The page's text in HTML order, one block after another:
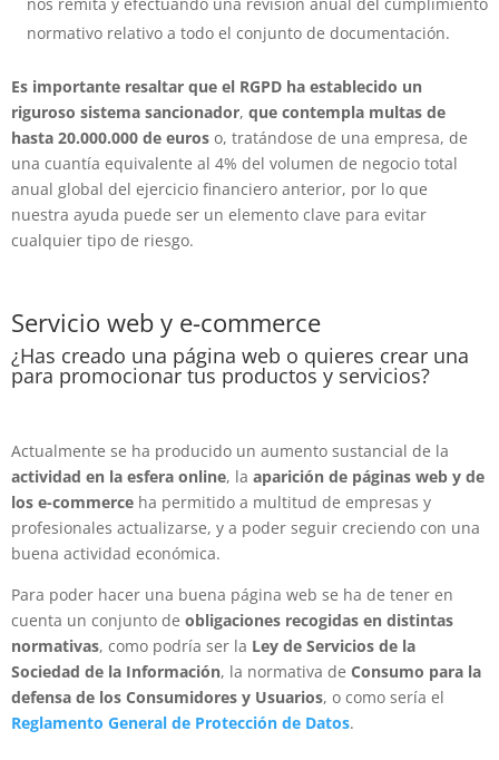
normativo relativo a todo el conjunto de documentación.
Es importante resaltar que el RGPD ha establecido un
riguroso sistema sancionador, que contempla multas de
hasta 20.000.000 de euros o, tratándose de una empresa, de
una cuantía equivalente al 4% del volumen de negocio total
anual global del ejercicio financiero anterior, por lo que
nuestra ayuda puede ser un elemento clave para evitar
cualquier tipo de riesgo.
Servicio web y e-commerce
¿Has creado una página web o quieres crear una
para promocionar tus productos y servicios?
Actualmente se ha producido un aumento sustancial de la
actividad en la esfera online, la aparición de páginas web y de
los e-commerce ha permitido a multitud de empresas y
profesionales actualizarse, y a poder seguir creciendo con una
buena actividad económica.
Para poder hacer una buena página web se ha de tener en
cuenta un conjunto de obligaciones recogidas en distintas
normativas, como podría ser la Ley de Servicios de la
Sociedad de la Información, la normativa de Consumo para la
defensa de los Consumidores y Usuarios, o como sería el
Reglamento General de Protección de Datos.